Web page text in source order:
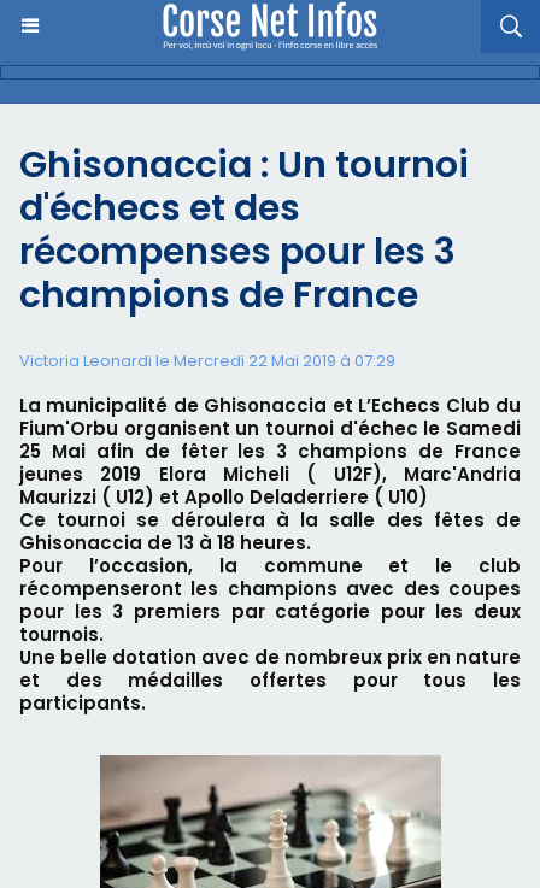
Ghisonaccia : Un tournoi
d'échecs et des
récompenses pour les 3
champions de France
Victoria Leonardi le Mercredi 22 Mai 2019 à 07:29
La municipalité de Ghisonaccia et L’Echecs Club du
Fium'Orbu organisent un tournoi d'échec le Samedi
25 Mai afin de fêter les 3 champions de France
jeunes 2019 Elora Micheli ( U12F), Marc'Andria
Maurizzi ( U12) et Apollo Deladerriere ( U10)
Ce tournoi se déroulera à la salle des fêtes de
Ghisonaccia de 13 à 18 heures.
Pour l’occasion, la commune et le club
récompenseront les champions avec des coupes
pour les 3 premiers par catégorie pour les deux
tournois.
Une belle dotation avec de nombreux prix en nature
et des médailles offertes pour tous les
participants.